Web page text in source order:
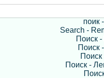
поик
Search -
Поиск -
Поиск
Поиск
Поиск -